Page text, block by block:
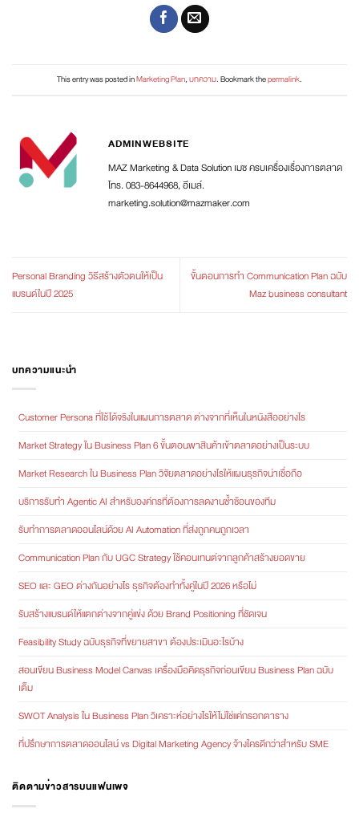
This entry was posted inMarketing Plan,บทความ. Bookmark thepermalink.
ADMINWEBSITE
MAZ Marketing & Data Solution เมซ ครบเครื่องเรื่องการตลาด
โทร. 083-8644968, อีเมล์.
marketing.solution@mazmaker.com
Personal Branding วิธีสร้างตัวตนให้เป็น
แบรนด์ในปี 2025
ขั้นตอนการทำ Communication Plan ฉบับ
Maz business consultant
บทความแนะนำ
Customer Persona ที่ใช้ได้จริงในแผนการตลาด ต่างจากที่เห็นในหนังสืออย่างไร
Market Strategy ใน Business Plan 6 ขั้นตอนพาสินค้าเข้าตลาดอย่างเป็นระบบ
Market Research ใน Business Plan วิจัยตลาดอย่างไรให้แผนธุรกิจน่าเชื่อถือ
บริการรับทำ Agentic AI สำหรับองค์กรที่ต้องการลดงานซ้ำซ้อนของทีม
รับทำการตลาดออนไลน์ด้วย AI Automation ที่ส่งถูกคนถูกเวลา
Communication Plan กับ UGC Strategy ใช้คอนเทนต์จากลูกค้าสร้างยอดขาย
SEO และ GEO ต่างกันอย่างไร ธุรกิจต้องทำทั้งคู่ในปี 2026 หรือไม่
รับสร้างแบรนด์ให้แตกต่างจากคู่แข่ง ด้วย Brand Positioning ที่ชัดเจน
Feasibility Study ฉบับธุรกิจที่ขยายสาขา ต้องประเมินอะไรบ้าง
สอนเขียน Business Model Canvas เครื่องมือคิดธุรกิจก่อนเขียน Business Plan ฉบับ
เต็ม
SWOT Analysis ใน Business Plan วิเคราะห์อย่างไรให้ไม่ใช่แค่กรอกตาราง
ที่ปรึกษาการตลาดออนไลน์ vs Digital Marketing Agency จ้างใครดีกว่าสำหรับ SME
ติดตามข่าวสารบนแฟนเพจ